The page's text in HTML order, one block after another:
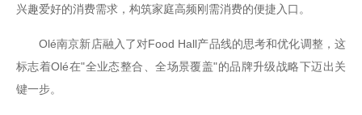
兴趣爱好的消费需求，构筑家庭高频刚需消费的便捷入口。
Olé南京新店融入了对Food Hall产品线的思考和优化调整，这
标志着Olé在"全业态整合、全场景覆盖"的品牌升级战略下迈出关
键一步。